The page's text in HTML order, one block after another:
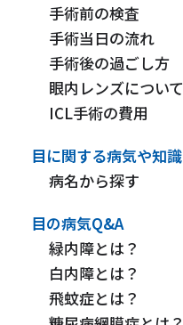
手術前の検査
手術当日の流れ
手術後の過ごし方
眼内レンズについて
ICL手術の費用
目に関する病気や知識
病名から探す
目の病気Q&A
緑内障とは？
白内障とは？
飛蚊症とは？